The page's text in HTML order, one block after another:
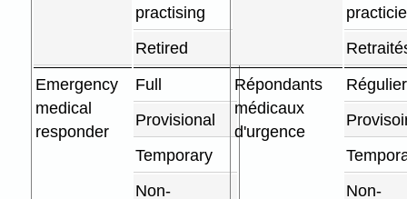
practising
Retired
Emergency
medical
responder
Full
Provisional
Temporary
Non-
Répondants
médicaux
d'urgence
Non-